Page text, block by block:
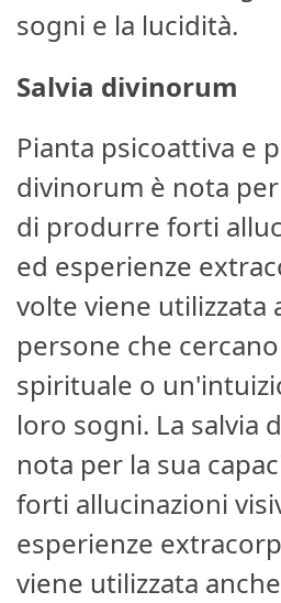
sogni e la lucidità.
Salvia divinorum
Pianta psicoattiva e
divinorum è nota
di produrre forti
ed esperienze
volte viene utilizzata
persone che
spirituale o
loro sogni. La salvia
nota per la sua
forti allucinazioni
esperienze
viene utilizzata